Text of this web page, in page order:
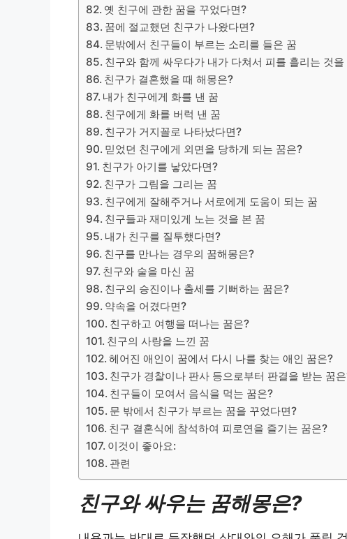
옛 친구에 관한 꿈을 꾸었다면?
꿈에 절교했던 친구가 나왔다면?
문밖에서 친구들이 부르는 소리를 들은 꿈
친구와 함께 싸우다가 내가 다쳐서 피를 흘리는 것
친구가 결혼했을 때 해몽은?
​내가 친구에게 화를 낸 꿈
​친구에게 화를 버럭 낸 꿈
친구가 거지꼴로 나타났다면?
믿었던 친구에게 외면을 당하게 되는 꿈은?
친구가 아기를 낳았다면?
​친구가 그림을 그리는 꿈
친구에게 잘해주거나 서로에게 도움이 되는 꿈
친구들과 재미있게 노는 것을 본 꿈
내가 친구를 질투했다면?
친구를 만나는 경우의 꿈해몽은?
​친구와 술을 마신 꿈
친구의 승진이나 출세를 기뻐하는 꿈은?
약속을 어겼다면?
친구하고 여행을 떠나는 꿈은?
​친구의 사랑을 느낀 꿈
헤어진 애인이 꿈에서 다시 나를 찾는 애인 꿈은?
친구가 경찰이나 판사 등으로부터 판결을 받는 꿈
친구들이 모여서 음식을 먹는 꿈은?
문 밖에서 친구가 부르는 꿈을 꾸었다면?
친구 결혼식에 참석하여 피로연을 즐기는 꿈은?
이것이 좋아요:
관련
친구와 싸우는 꿈해몽은?